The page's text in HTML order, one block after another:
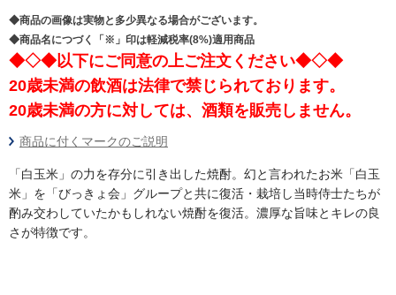
◆商品の画像は実物と多少異なる場合がございます。
◆商品名につづく「※」印は軽減税率(8%)適用商品
◆◇◆以下にご同意の上ご注文ください◆◇◆
20歳未満の飲酒は法律で禁じられております。
20歳未満の方に対しては、酒類を販売しません。
商品に付くマークのご説明
「白玉米」の力を存分に引き出した焼酎。幻と言われたお米「白玉
米」を「びっきょ会」グループと共に復活・栽培し当時侍士たちが
酌み交わしていたかもしれない焼酎を復活。濃厚な旨味とキレの良
さが特徴です。